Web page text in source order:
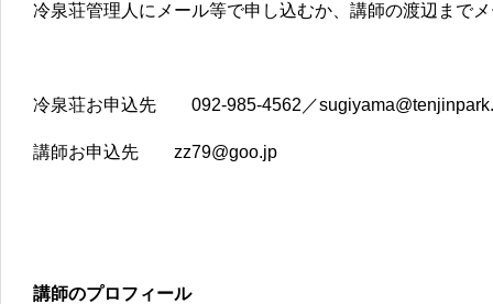
冷泉荘管理人にメール等で申し込むか、講師の渡辺まで
冷泉荘お申込先 092-985-4562／
講師お申込先 zz79@goo.jp
講師のプロフィール